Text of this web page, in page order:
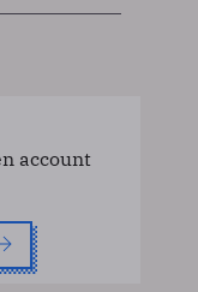
account